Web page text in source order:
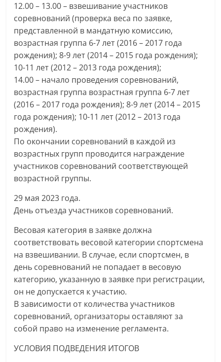
12.00 – 13.00 – взвешивание участников
соревнований (проверка веса по заявке,
представленной в мандатную комиссию,
возрастная группа 6-7 лет (2016 – 2017 года
рождения); 8-9 лет (2014 – 2015 года рождения);
10-11 лет (2012 – 2013 года рождения);
14.00 – начало проведения соревнований,
возрастная группа возрастная группа 6-7 лет
(2016 – 2017 года рождения); 8-9 лет (2014 – 2015
года рождения); 10-11 лет (2012 – 2013 года
рождения).
По окончании соревнований в каждой из
возрастных групп проводится награждение
участников соревнований соответствующей
возрастной группы.
29 мая 2023 года.
День отъезда участников соревнований.
Весовая категория в заявке должна
соответствовать весовой категории спортсмена
на взвешивании. В случае, если спортсмен, в
день соревнований не попадает в весовую
категорию, указанную в заявке при регистрации,
он не допускается к участию.
В зависимости от количества участников
соревнований, организаторы оставляют за
собой право на изменение регламента.
УСЛОВИЯ ПОДВЕДЕНИЯ ИТОГОВ